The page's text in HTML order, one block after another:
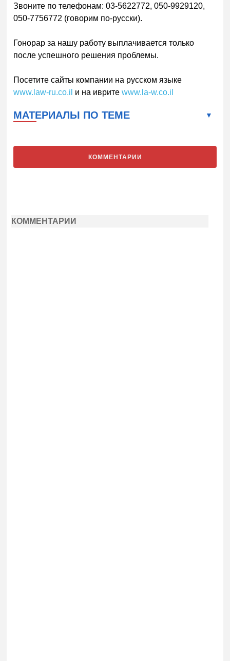
Звоните по телефонам: 03-5622772, 050-9929120,
050-7756772 (говорим по-русски).
Гонорар за нашу работу выплачивается только
после успешного решения проблемы.
Посетите сайты компании на русском языке
www.law-ru.co.il и на ивритеwww.la-w.co.il
МАТЕРИАЛЫ ПО ТЕМЕ
КОММЕНТАРИИ
КОММЕНТАРИИ